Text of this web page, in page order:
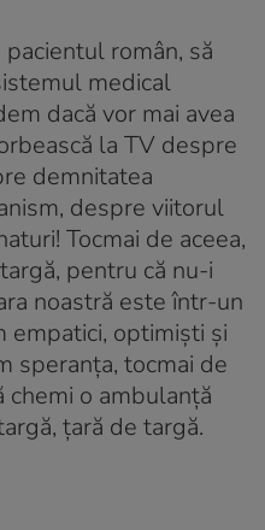
român, să
medical
dacă vor mai avea
la TV despre
demnitatea
despre viitorul
Tocmai de aceea,
pentru că nu-i
noastră este într-un
empatici, optimiști și
speranța, tocmai de
chemi o ambulanță
țară de targă.